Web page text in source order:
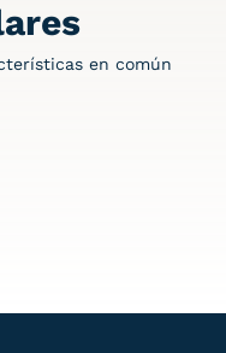
en común